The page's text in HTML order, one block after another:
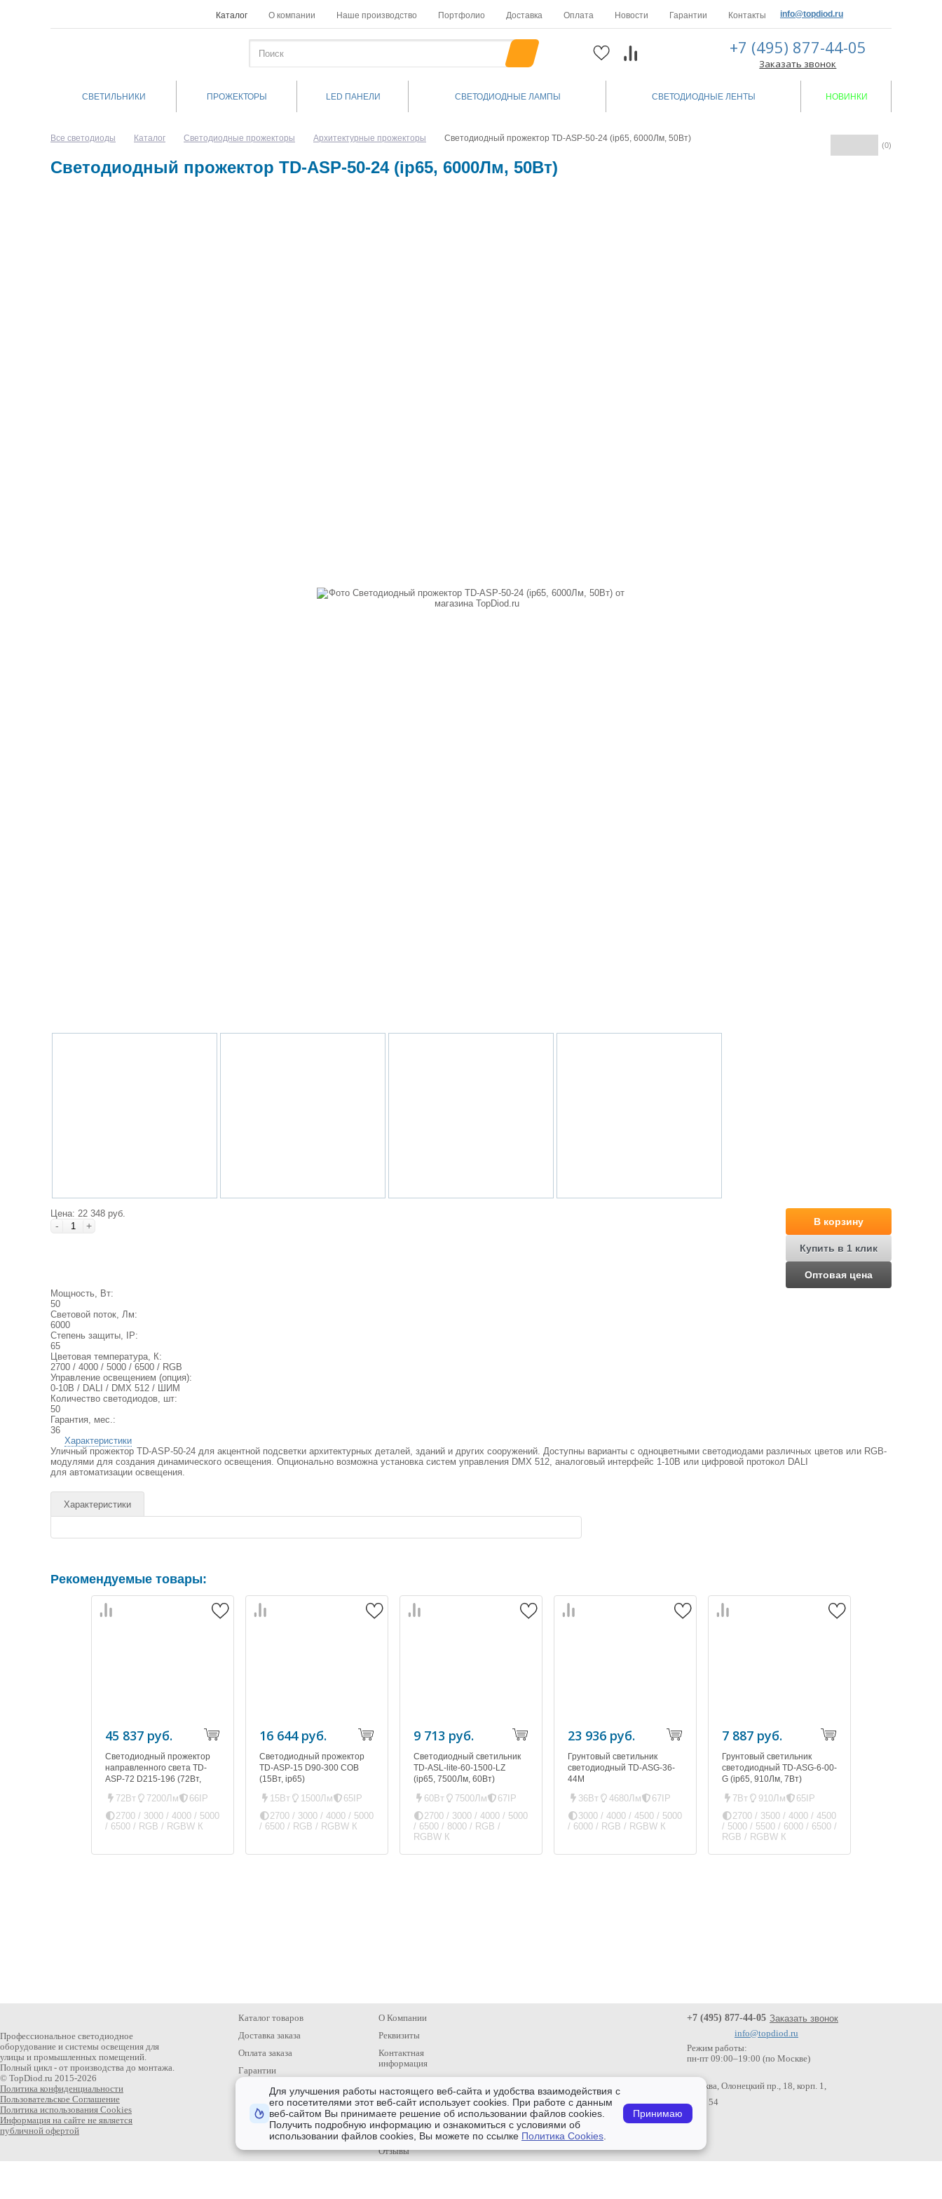
Каталог О компании Наше производство Портфолио Доставка Оплата Новости Гарантии Контакты info@topdiod.ru
+7 (495) 877-44-05
Заказать звонок
СВЕТИЛЬНИКИ ПРОЖЕКТОРЫ LED ПАНЕЛИ СВЕТОДИОДНЫЕ ЛАМПЫ СВЕТОДИОДНЫЕ ЛЕНТЫ НОВИНКИ
Все светодиоды Каталог Светодиодные прожекторы Архитектурные прожекторы Светодиодный прожектор TD-ASP-50-24 (ip65, 6000Лм, 50Вт)
Светодиодный прожектор TD-ASP-50-24 (ip65, 6000Лм, 50Вт)
(0)
Цена: 22 348 руб.
- + В корзину
Купить в 1 клик
Оптовая цена
Мощность, Вт:
50
Световой поток, Лм:
6000
Степень защиты, IP:
65
Цветовая температура, К:
2700 / 4000 / 5000 / 6500 / RGB
Управление освещением (опция):
0-10В / DALI / DMX 512 / ШИМ
Количество светодиодов, шт:
50
Гарантия, мес.:
36
Характеристики
Уличный прожектор TD-ASP-50-24 для акцентной подсветки архитектурных деталей, зданий и других сооружений. Доступны варианты с одноцветными светодиодами различных цветов или RGB-
модулями для создания динамического освещения. Опционально возможна установка систем управления DMX 512, аналоговый интерфейс 1-10В или цифровой протокол DALI
для автоматизации освещения.
Характеристики
Рекомендуемые товары:
45 837 руб.
Светодиодный прожектор
направленного света TD-
ASP-72 D215-196 (72Вт,
72Вт 7200Лм
66IP
2700 / 3000 / 4000 / 5000
/ 6500 / RGB / RGBW К
16 644 руб.
Светодиодный прожектор
TD-ASP-15 D90-300 COB
(15Вт, ip65)
15Вт 1500Лм
65IP
2700 / 3000 / 4000 / 5000
/ 6500 / RGB / RGBW К
9 713 руб.
Светодиодный светильник
TD-ASL-lite-60-1500-LZ
(ip65, 7500Лм, 60Вт)
60Вт 7500Лм
67IP
2700 / 3000 / 4000 / 5000
/ 6500 / 8000 / RGB /
RGBW К
23 936 руб.
Грунтовый светильник
светодиодный TD-ASG-36-
44M
36Вт 4680Лм
67IP
3000 / 4000 / 4500 / 5000
/ 6000 / RGB / RGBW К
7 887 руб.
Грунтовый светильник
светодиодный TD-ASG-6-00-
G (ip65, 910Лм, 7Вт)
7Вт 910Лм
65IP
2700 / 3500 / 4000 / 4500
/ 5000 / 5500 / 6000 / 6500 /
RGB / RGBW К
Профессиональное светодиодное
оборудование и системы освещения для
улицы и промышленных помещений.
Полный цикл - от производства до монтажа.
© TopDiod.ru 2015-2026
Политика конфиденциальности
Пользовательское Соглашение
Политика использования Cookies
Информация на сайте не является
публичной офертой
Каталог товаров
Доставка заказа
Оплата заказа
Гарантии
О Компании
Реквизиты
Контактная
информация
Услуги монтажа
Новости
Главная
Отзывы
+7 (495) 877-44-05 Заказать звонок
info@topdiod.ru
Режим работы:
пн-пт 09:00–19:00 (по Москве)
Москва, Олонецкий пр., 18, корп. 1,
офис 54
Для улучшения работы настоящего веб-сайта и удобства взаимодействия с
его посетителями этот веб-сайт использует cookies. При работе с данным
веб-сайтом Вы принимаете решение об использовании файлов cookies.
Получить подробную информацию и ознакомиться с условиями об
использовании файлов cookies, Вы можете по ссылке Политика Cookies
Принимаю